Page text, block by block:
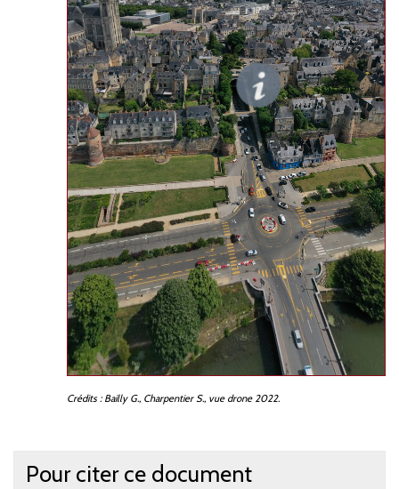
Crédits : Bailly G., Charpentier S., vue drone 2022.
Pour citer ce document